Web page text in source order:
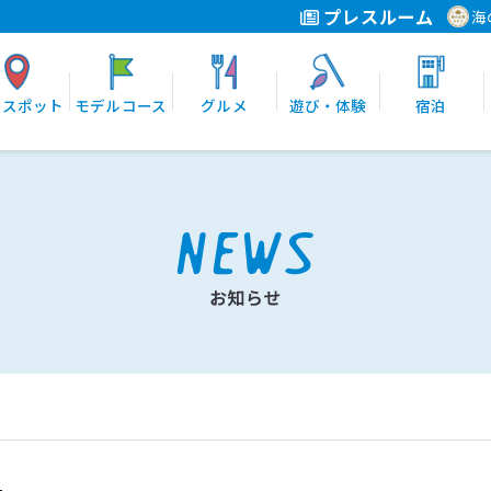
プレスルーム
ポット モデルコース グルメ 遊び・体験 宿泊